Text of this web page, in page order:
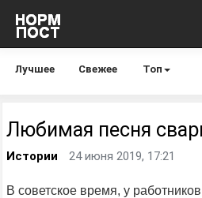
Лучшее Свежее Топ
Любимая песня
Истории 24 июня 2019, 17:21
В советское время, у